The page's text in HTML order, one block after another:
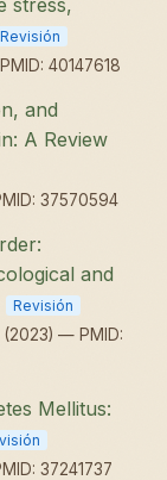
stress,
Revisión
40147618
and
A Review
37570594
and
Revisión
— PMID:
Mellitus:
37241737